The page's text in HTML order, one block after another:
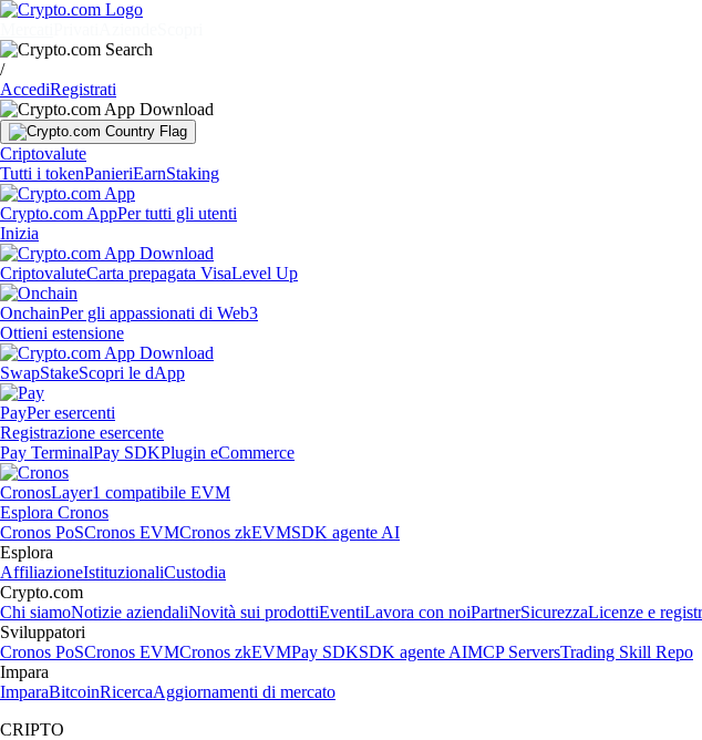
/
AccediRegistrati
Criptovalute
Tutti i tokenPanieriEarnStaking
Crypto.com AppPer tutti gli utenti
Inizia
CriptovaluteCarta prepagata VisaLevel Up
OnchainPer gli appassionati di Web3
Ottieni estensione
SwapStakeScopri le dApp
PayPer esercenti
Registrazione esercente
Pay TerminalPay SDKPlugin eCommerce
CronosLayer1 compatibile EVM
Esplora Cronos
Cronos PoSCronos EVMCronos zkEVMSDK agente AI
Esplora
AffiliazioneIstituzionaliCustodia
Crypto.com
Chi siamoNotizie aziendaliNovità sui prodottiEventiLavora con noiPartnerSicurezzaLicenze e
Sviluppatori
Cronos PoSCronos EVMCronos zkEVMPay SDKSDK agente AIMCP ServersTrading Skill Repo
Impara
ImparaBitcoinRicercaAggiornamenti di mercato
CRIPTO